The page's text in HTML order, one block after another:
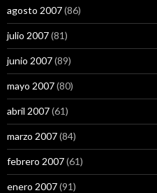
agosto 2007(86)
julio 2007(81)
junio 2007(89)
mayo 2007(80)
abril 2007(61)
marzo 2007(84)
febrero 2007(61)
enero 2007(91)